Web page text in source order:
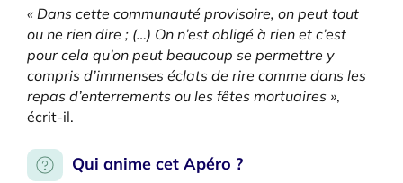
« Dans cette communauté provisoire, on peut tout
ou ne rien dire ; (…) On n’est obligé à rien et c’est
pour cela qu’on peut beaucoup se permettre y
compris d’immenses éclats de rire comme dans les
repas d’enterrements ou les fêtes mortuaires »,
écrit-il.
Qui anime cet Apéro ?